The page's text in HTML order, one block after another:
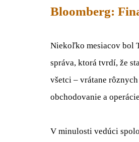
Bloomberg:
Niekoľko mesiacov bol
správa, ktorá tvrdí, že
všetci – vrátane
obchodovanie a
V minulosti vedúci